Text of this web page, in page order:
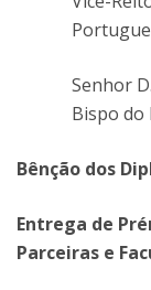
Senhor
Bispo do
Bênção dos
Entrega de
Parceiras e